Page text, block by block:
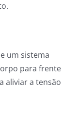
um sistema
para frente
aliviar a tensão